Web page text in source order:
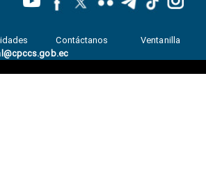
Contáctanos
Ventanilla